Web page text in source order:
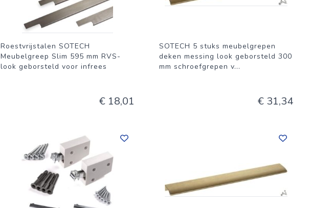
Roestvrijstalen SOTECH
Meubelgreep Slim 595 mm RVS-
look geborsteld voor infrees
€ 18,01
SOTECH 5 stuks meubelgrepen
deken messing look geborsteld 300
mm schroefgrepen v...
€ 31,34